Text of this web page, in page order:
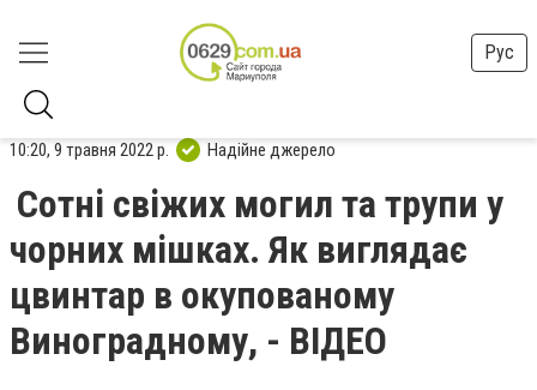
Рус
10:20, 9 травня 2022 р. Надійне джерело
Сотні свіжих могил та трупи у
чорних мішках. Як виглядає
цвинтар в окупованому
Виноградному, - ВІДЕО